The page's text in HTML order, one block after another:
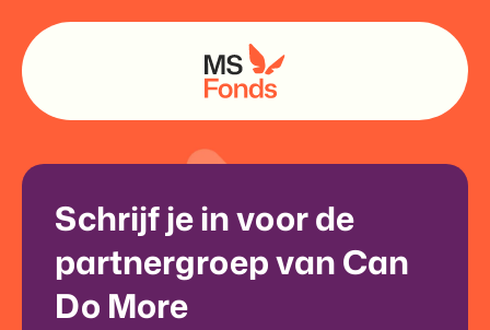
Schrijf je in voor de
partnergroep van Can
Do More